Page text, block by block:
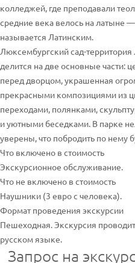
колледжей, где преподавали
средние века велось на латыне
называется Латинским.
Люксембургский сад-
делится на две основные части:
перед дворцом, украшенная
прекрасными композициями из
переходами, полянками,
и уютными беседками. В парке
уверены, что побродить по нему
Что включено в стоимость
Экскурсионное обслуживание.
Что не включено в стоимость
Наушники (3 евро с человека).
Формат проведения экскурсии
Пешеходная. Экскурсия
русском языке.
Запрос на